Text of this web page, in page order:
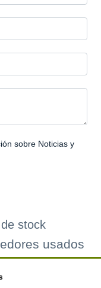
sobre Noticias y
stock
usados